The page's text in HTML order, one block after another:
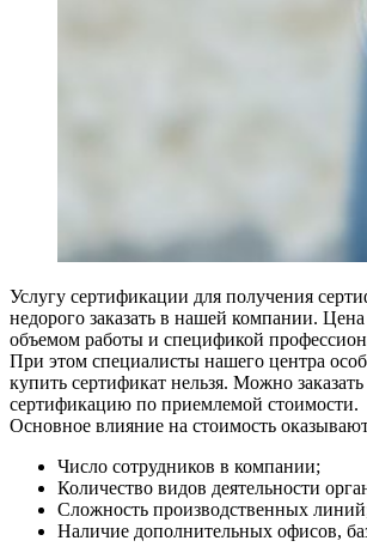
Услугу сертификации для получения
недорого заказать в нашей компании. Цена
объемом работы и спецификой
При этом специалисты нашего центра
купить сертификат нельзя. Можно
сертификацию по приемлемой стоимости.
Основное влияние на стоимость
Число сотрудников в компании;
Количество видов деятельности
Сложность производственных
Наличие дополнительных офисов,